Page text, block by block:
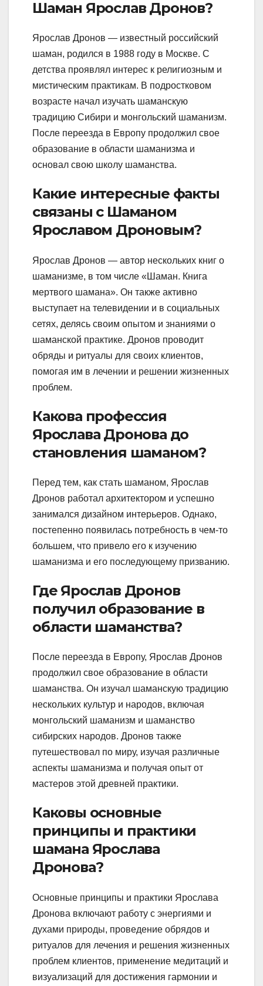
Шаман Ярослав Дронов?
Ярослав Дронов — известный российский
шаман, родился в 1988 году в Москве. С
детства проявлял интерес к религиозным и
мистическим практикам. В подростковом
возрасте начал изучать шаманскую
традицию Сибири и монгольский шаманизм.
После переезда в Европу продолжил свое
образование в области шаманизма и
основал свою школу шаманства.
Какие интересные факты
связаны с Шаманом
Ярославом Дроновым?
Ярослав Дронов — автор нескольких книг о
шаманизме, в том числе «Шаман. Книга
мертвого шамана». Он также активно
выступает на телевидении и в социальных
сетях, делясь своим опытом и знаниями о
шаманской практике. Дронов проводит
обряды и ритуалы для своих клиентов,
помогая им в лечении и решении жизненных
проблем.
Какова профессия
Ярослава Дронова до
становления шаманом?
Перед тем, как стать шаманом, Ярослав
Дронов работал архитектором и успешно
занимался дизайном интерьеров. Однако,
постепенно появилась потребность в чем-то
большем, что привело его к изучению
шаманизма и его последующему призванию.
Где Ярослав Дронов
получил образование в
области шаманства?
После переезда в Европу, Ярослав Дронов
продолжил свое образование в области
шаманства. Он изучал шаманскую традицию
нескольких культур и народов, включая
монгольский шаманизм и шаманство
сибирских народов. Дронов также
путешествовал по миру, изучая различные
аспекты шаманизма и получая опыт от
мастеров этой древней практики.
Каковы основные
принципы и практики
шамана Ярослава
Дронова?
Основные принципы и практики Ярослава
Дронова включают работу с энергиями и
духами природы, проведение обрядов и
ритуалов для лечения и решения жизненных
проблем клиентов, применение медитаций и
визуализаций для достижения гармонии и